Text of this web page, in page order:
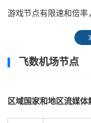
游戏节点有限速和倍率
飞数机场节点
区域国家和地区流媒体